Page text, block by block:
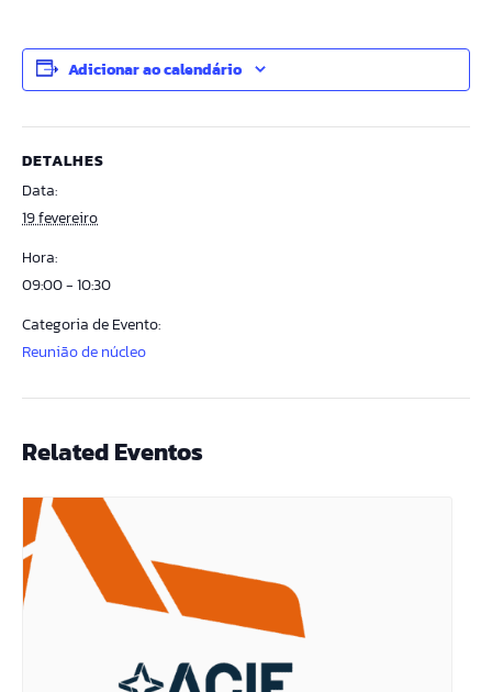
Adicionar ao calendário
DETALHES
Data:
19 fevereiro
Hora:
09:00 - 10:30
Categoria de Evento:
Reunião de núcleo
Related Eventos